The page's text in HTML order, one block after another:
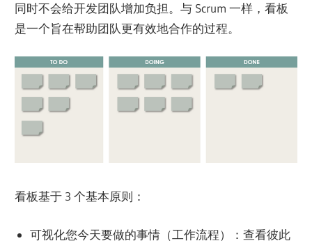
同时不会给开发团队增加负担。与 Scrum 一样，看板
是一个旨在帮助团队更有效地合作的过程。
看板基于 3 个基本原则：
可视化您今天要做的事情（工作流程）：查看彼此